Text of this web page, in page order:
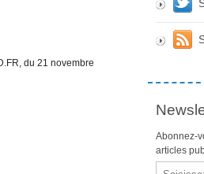
du 21 novembre
Abonnez-
articles
Email